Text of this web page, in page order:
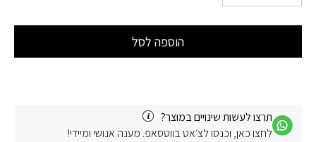
הוספה לסל
תרצו לעשות שינויים במוצר?
לחצו כאן, וכנסו לצ׳אט בווטסאפ. מענה אנושי ומיידי!